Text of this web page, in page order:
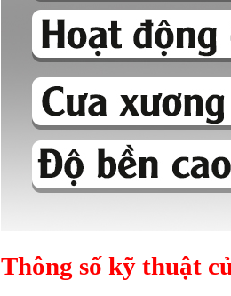
Thông số kỹ thuật